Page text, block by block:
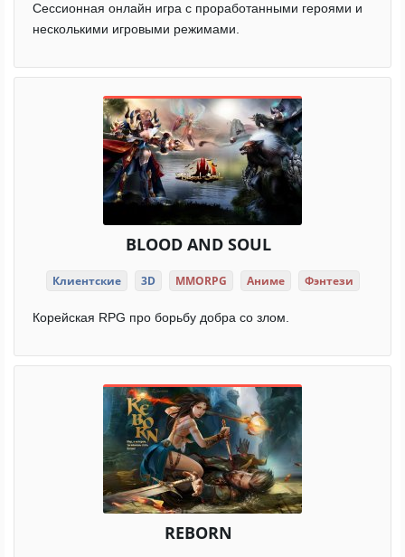
Сессионная онлайн игра с проработанными героями и
несколькими игровыми режимами.
BLOOD AND SOUL
Клиентские 3D MMORPG Аниме Фэнтези
Корейская RPG про борьбу добра со злом.
REBORN